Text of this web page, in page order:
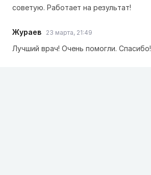
советую. Работает на результат!
Жураев 23 марта, 21:49
Лучший врач! Очень помогли. Спасибо!